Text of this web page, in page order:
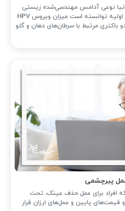
نوعی آدامس مهندسی‌شده زیستی
ساخته‌اند که در آزمایش‌های اولیه توانسته است میزان ویروس HPV
دو باکتری مرتبط با سرطان‌های دهان و گلو
عمل پیرچشمی
افراد برای عمل حذف عینک، تحت
قیمت‌های پایین و عمل‌های ارزان قرار